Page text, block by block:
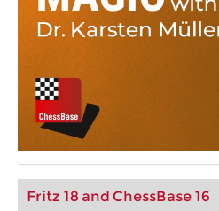
Fritz 18 and ChessBase 16